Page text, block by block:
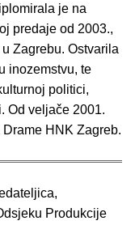
je na
predaje od 2003.,
Zagrebu. Ostvarila
inozemstvu, te
politici,
Od veljače 2001.
HNK Zagreb.
Produkcije